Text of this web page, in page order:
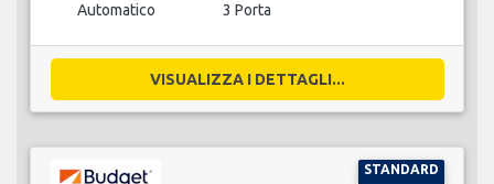
Automatico 3 Porta
VISUALIZZA I DETTAGLI...
STANDARD